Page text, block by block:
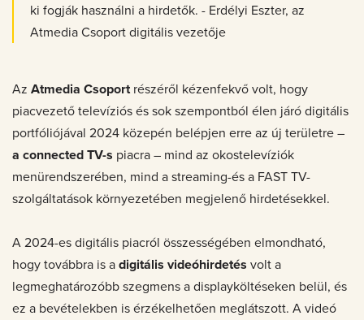
ki fogják használni a hirdetők. - Erdélyi Eszter, az
Atmedia Csoport digitális vezetője
Az Atmedia Csoportrészéről kézenfekvő volt, hogy
piacvezető televíziós és sok szempontból élen járó digitális
portfóliójával 2024 közepén belépjen erre az új területre –
a connected TV-s piacra – mind az okostelevíziók
menürendszerében, mind a streaming-és a FAST TV-
szolgáltatások környezetében megjelenő hirdetésekkel.
A 2024-es digitális piacról összességében elmondható,
hogy továbbra is adigitális videóhirdetés volt a
legmeghatározóbb szegmens a displayköltéseken belül, és
ez a bevételekben is érzékelhetően meglátszott. A videó